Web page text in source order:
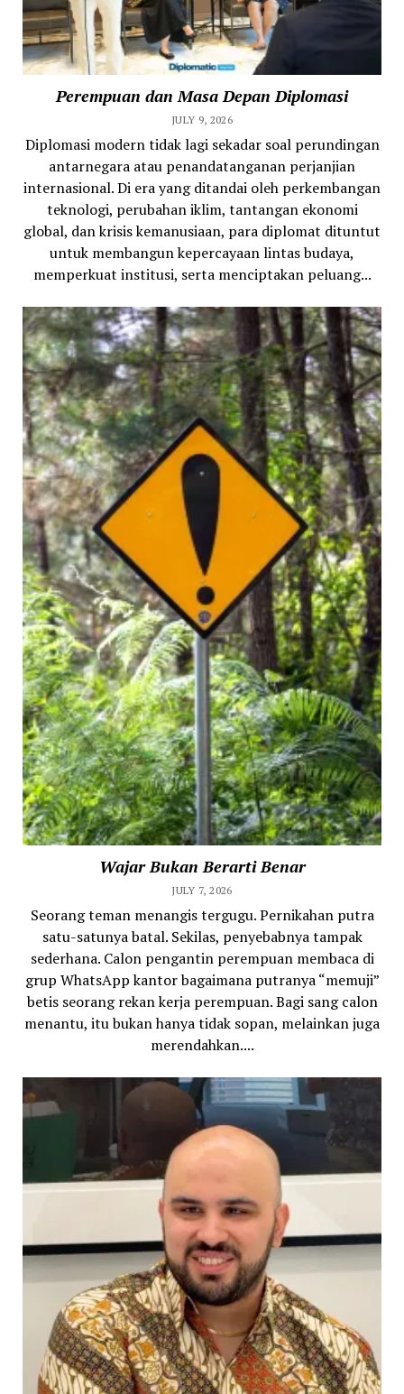
Perempuan dan Masa Depan Diplomasi
JULY 9, 2026
Diplomasi modern tidak lagi sekadar soal perundingan
antarnegara atau penandatanganan perjanjian
internasional. Di era yang ditandai oleh perkembangan
teknologi, perubahan iklim, tantangan ekonomi
global, dan krisis kemanusiaan, para diplomat dituntut
untuk membangun kepercayaan lintas budaya,
memperkuat institusi, serta menciptakan peluang...
Wajar Bukan Berarti Benar
JULY 7, 2026
Seorang teman menangis tergugu. Pernikahan putra
satu-satunya batal. Sekilas, penyebabnya tampak
sederhana. Calon pengantin perempuan membaca di
grup WhatsApp kantor bagaimana putranya “memuji”
betis seorang rekan kerja perempuan. Bagi sang calon
menantu, itu bukan hanya tidak sopan, melainkan juga
merendahkan....